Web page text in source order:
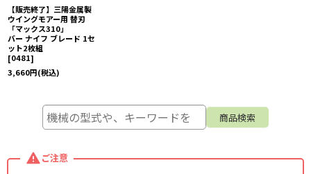
【販売終了】三陽金属製
ウイングモアー用 替刃
「マックス310」
バー ナイフ ブレード 1セ
ット2枚組
[0481]
3,660円(税込)
ご注意